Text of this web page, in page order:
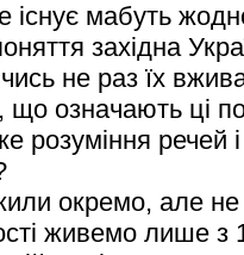
існує мабуть
західна
не раз їх
що означають ці
розуміння речей
окремо, але не
живемо лише з